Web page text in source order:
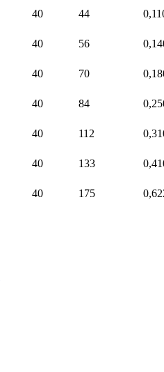
40 44
40 56
40 70
40 84
40 112
40 133
40 175